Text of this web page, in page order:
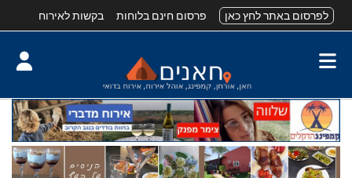
לפרסום באתר לחץ כאן פרסום חינם בלוחות בקשות לאירוח